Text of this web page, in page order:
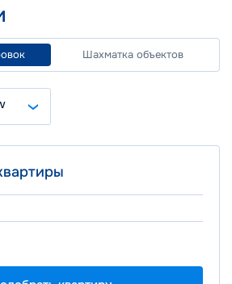
Шахматка объектов
млн ₽